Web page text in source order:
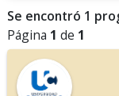
Se encontró 1
Página 1 de 1